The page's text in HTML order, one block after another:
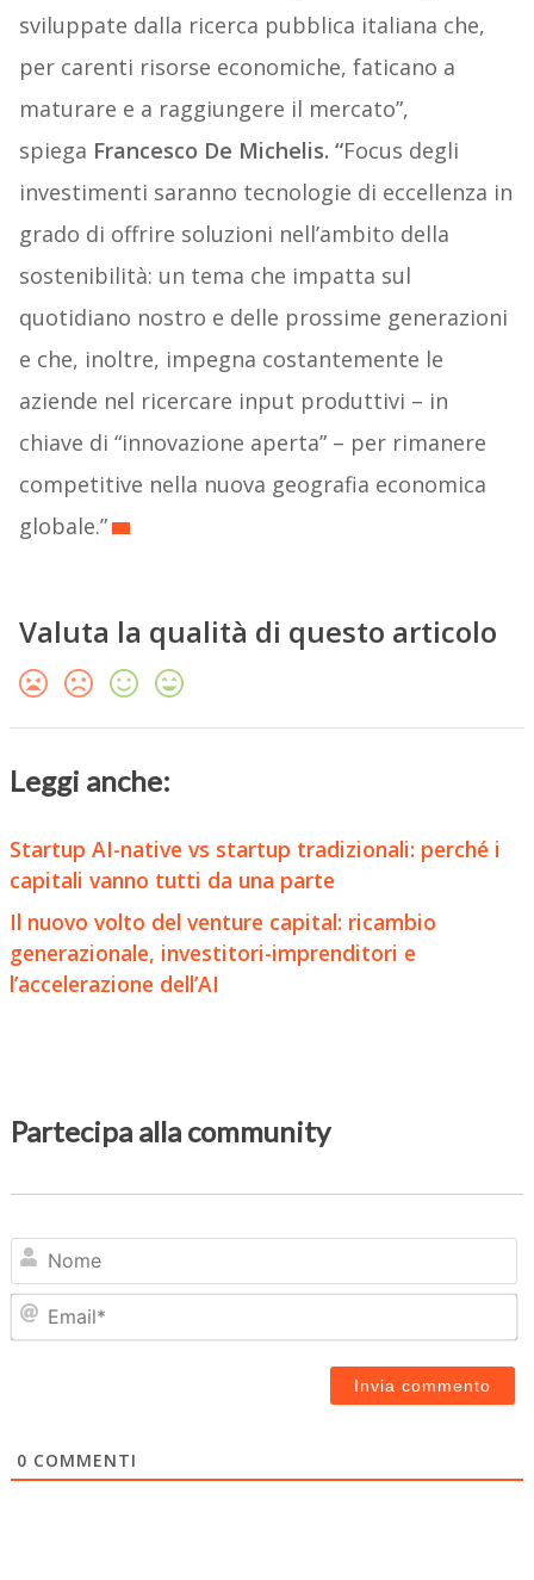
sviluppate dalla ricerca pubblica italiana che,
per carenti risorse economiche, faticano a
maturare e a raggiungere il mercato”,
spiega Francesco De Michelis. “Focus degli
investimenti saranno tecnologie di eccellenza in
grado di offrire soluzioni nell’ambito della
sostenibilità: un tema che impatta sul
quotidiano nostro e delle prossime generazioni
e che, inoltre, impegna costantemente le
aziende nel ricercare input produttivi – in
chiave di “innovazione aperta” – per rimanere
competitive nella nuova geografia economica
globale.”
Valuta la qualità di questo articolo
Leggi anche:
Startup AI-native vs startup tradizionali: perché i
capitali vanno tutti da una parte
Il nuovo volto del venture capital: ricambio
generazionale, investitori-imprenditori e
l’accelerazione dell’AI
Partecipa alla community
0 COMMENTI